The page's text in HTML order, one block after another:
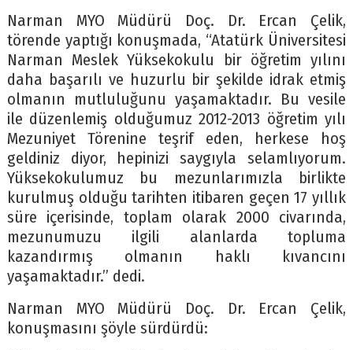
Narman MYO Müdürü Doç. Dr. Ercan Çelik,
törende yaptığı konuşmada, “Atatürk Üniversitesi
Narman Meslek Yüksekokulu bir öğretim yılını
daha başarılı ve huzurlu bir şekilde idrak etmiş
olmanın mutluluğunu yaşamaktadır. Bu vesile
ile düzenlemiş olduğumuz 2012-2013 öğretim yılı
Mezuniyet Törenine teşrif eden, herkese hoş
geldiniz diyor, hepinizi saygıyla selamlıyorum.
Yüksekokulumuz bu mezunlarımızla birlikte
kurulmuş olduğu tarihten itibaren geçen 17 yıllık
süre içerisinde, toplam olarak 2000 civarında,
mezunumuzu ilgili alanlarda topluma
kazandırmış olmanın haklı kıvancını
yaşamaktadır.” dedi.
Narman MYO Müdürü Doç. Dr. Ercan Çelik,
konuşmasını şöyle sürdürdü: